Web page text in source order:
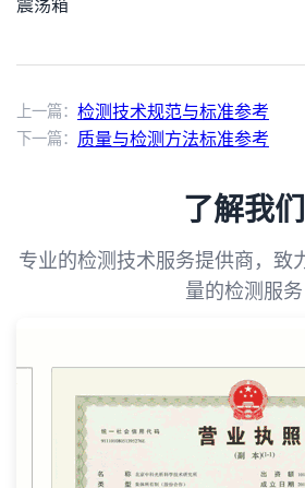
震荡箱
上一篇： 检测技术规范与标准参考
下一篇： 质量与检测方法标准参考
了解我们
专业的检测技术服务提供商，致
量的检测服务